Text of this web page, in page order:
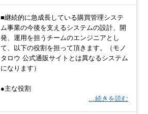
■継続的に急成長している購買管理システ
ム事業の今後を支えるシステムの設計、開
発、運用を担うチームのエンジニアとし
て、以下の役割を担って頂きます。（モノ
タロウ 公式通販サイトとは異なるシステム
になります）
●主な役割
…続きを読む